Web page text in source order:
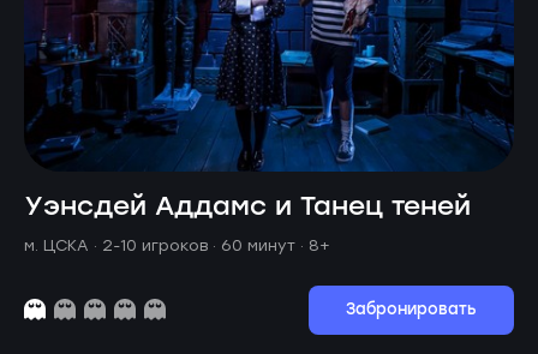
Уэнсдей Аддамс и Танец теней
м. ЦСКА · 2-10 игроков · 60 минут · 8+
Забронировать